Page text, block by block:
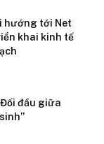
hướng tới Net
khai kinh tế
Đối đầu giữa